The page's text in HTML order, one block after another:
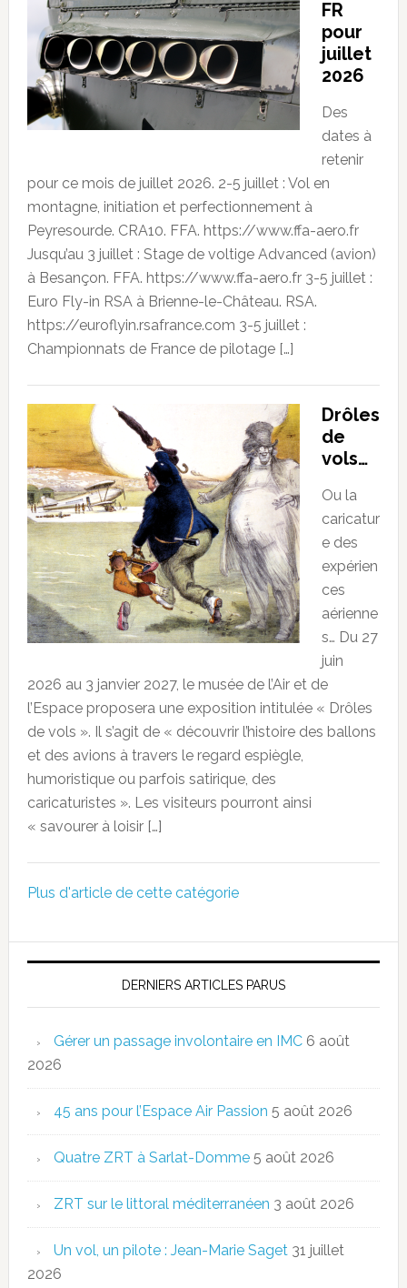
FR
pour
juillet
2026
Des
dates à
retenir
pour ce mois de juillet 2026. 2-5 juillet : Vol en
montagne, initiation et perfectionnement à
Peyresourde. CRA10. FFA. https://www.ffa-aero.fr
Jusqu’au 3 juillet : Stage de voltige Advanced (avion)
à Besançon. FFA. https://www.ffa-aero.fr 3-5 juillet :
Euro Fly-in RSA à Brienne-le-Château. RSA.
https://euroflyin.rsafrance.com 3-5 juillet :
Championnats de France de pilotage […]
Drôles
de
vols…
Ou la
caricatur
e des
expérien
ces
aérienne
s… Du 27
juin
2026 au 3 janvier 2027, le musée de l’Air et de
l’Espace proposera une exposition intitulée « Drôles
de vols ». Il s’agit de « découvrir l’histoire des ballons
et des avions à travers le regard espiègle,
humoristique ou parfois satirique, des
caricaturistes ». Les visiteurs pourront ainsi
« savourer à loisir […]
Plus d'article de cette catégorie
DERNIERS ARTICLES PARUS
Gérer un passage involontaire en IMC 6 août
2026
45 ans pour l’Espace Air Passion 5 août 2026
Quatre ZRT à Sarlat-Domme 5 août 2026
ZRT sur le littoral méditerranéen 3 août 2026
Un vol, un pilote : Jean-Marie Saget 31 juillet
2026